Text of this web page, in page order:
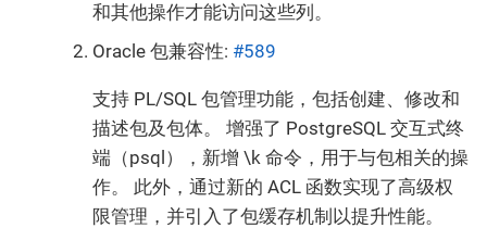
和其他操作才能访问这些列。
Oracle 包兼容性: #589
支持 PL/SQL 包管理功能，包括创建、修改和
描述包及包体。 增强了 PostgreSQL 交互式终
端（psql），新增 \k 命令，用于与包相关的操
作。 此外，通过新的 ACL 函数实现了高级权
限管理，并引入了包缓存机制以提升性能。